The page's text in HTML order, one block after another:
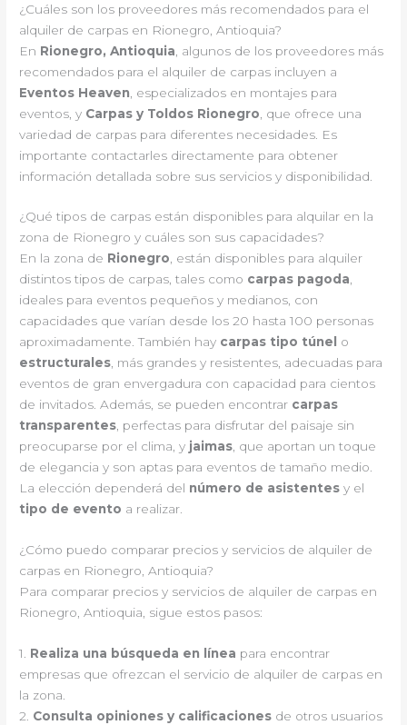
¿Cuáles son los proveedores más recomendados para el
alquiler de carpas en Rionegro, Antioquia?
En Rionegro, Antioquia , algunos de los proveedores más
recomendados para el alquiler de carpas incluyen a
Eventos Heaven , especializados en montajes para
eventos, y Carpas y Toldos Rionegro , que ofrece una
variedad de carpas para diferentes necesidades. Es
importante contactarles directamente para obtener
información detallada sobre sus servicios y disponibilidad.
¿Qué tipos de carpas están disponibles para alquilar en la
zona de Rionegro y cuáles son sus capacidades?
En la zona de Rionegro, están disponibles para alquiler
distintos tipos de carpas, tales como carpas pagoda,
ideales para eventos pequeños y medianos, con
capacidades que varían desde los 20 hasta 100 personas
aproximadamente. También hay carpas tipo túnel
o
estructurales, más grandes y resistentes, adecuadas para
eventos de gran envergadura con capacidad para cientos
de invitados. Además, se pueden encontrar carpas
transparentes, perfectas para disfrutar del paisaje sin
preocuparse por el clima, y jaimas, que aportan un toque
de elegancia y son aptas para eventos de tamaño medio.
La elección dependerá del número de asistentes y el
tipo de evento a realizar.
¿Cómo puedo comparar precios y servicios de alquiler de
carpas en Rionegro, Antioquia?
Para comparar precios y servicios de alquiler de carpas en
Rionegro, Antioquia, sigue estos pasos:
1. Realiza una búsqueda en línea para encontrar
empresas que ofrezcan el servicio de alquiler de carpas en
la zona.
2. Consulta opiniones y calificaciones de otros usuarios